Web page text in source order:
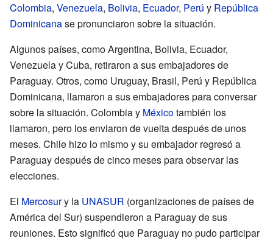
Colombia, Venezuela, Bolivia, Ecuador, Perú y República
Dominicanase pronunciaron sobre la situación.
Algunos países, como Argentina, Bolivia, Ecuador,
Venezuela y Cuba, retiraron a sus embajadores de
Paraguay. Otros, como Uruguay, Brasil, Perú y República
Dominicana, llamaron a sus embajadores para conversar
sobre la situación. Colombia y Méxicotambién los
llamaron, pero los enviaron de vuelta después de unos
meses. Chile hizo lo mismo y su embajador regresó a
Paraguay después de cinco meses para observar las
elecciones.
El Mercosury la UNASUR (organizaciones de países de
América del Sur) suspendieron a Paraguay de sus
reuniones. Esto significó que Paraguay no pudo participar